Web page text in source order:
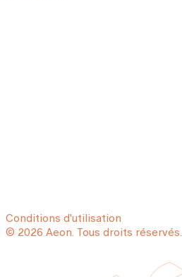
Conditions d'utilisation
© 2026 Aeon. Tous droits réservés.